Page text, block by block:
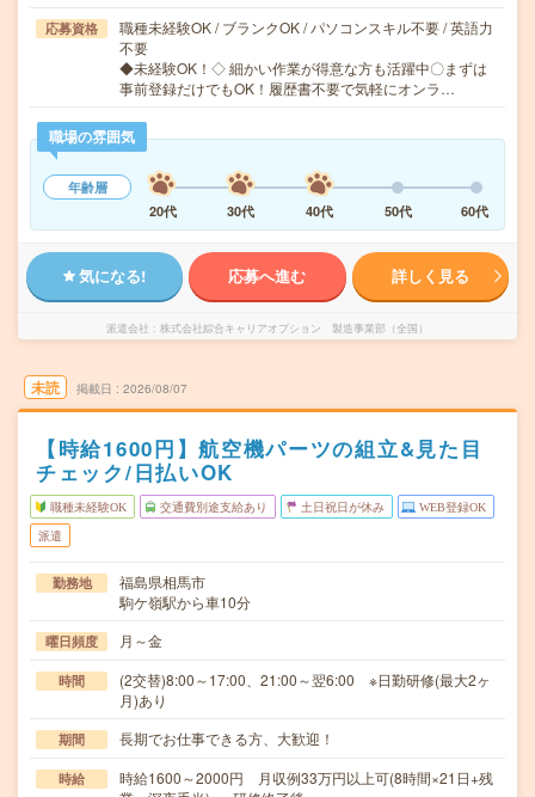
応募資格
職種未経験OK / ブランクOK / パソコンスキル不要 / 英語力
不要
◆未経験OK！◇ 細かい作業が得意な方も活躍中〇まずは
事前登録だけでもOK！履歴書不要で気軽にオンラ…
職場の雰囲気
年齢層
20代
30代 40代 50代 60代
気になる! 応募へ進む 詳しく見る
派遣会社 株式会社綜合キャリアオプション 製造事業部（全国）
未読 掲載日 2026/08/07
【時給1600円】航空機パーツの組立&見た目
チェック/日払いOK
職種未経験OK 交通費別途支給あり 土日祝日が休み WEB登録OK
派遣
勤務地
福島県相馬市
駒ケ嶺駅から車10分
曜日頻度 月～金
時間
(2交替)8:00～17:00、21:00～翌6:00 ※日勤研修(最大2ヶ
月)あり
期間 長期でお仕事できる方、大歓迎！
時給
時給1600～2000円 月収例33万円以上可(8時間×21日+残